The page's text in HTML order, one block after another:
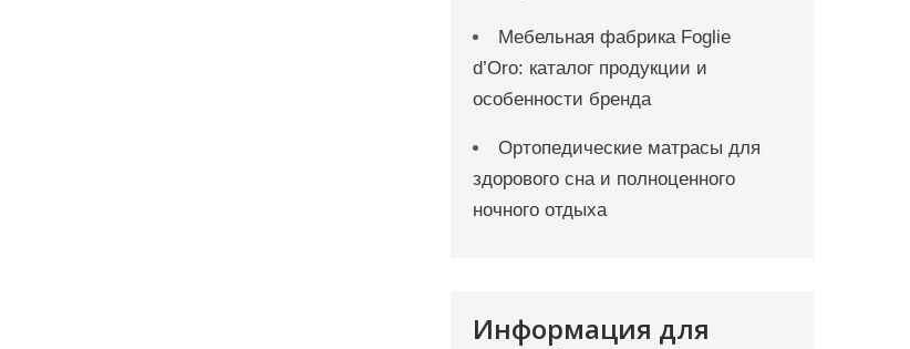
Мебельная фабрика Foglie
d’Oro: каталог продукции и
особенности бренда
Ортопедические матрасы для
здорового сна и полноценного
ночного отдыха
Информация для